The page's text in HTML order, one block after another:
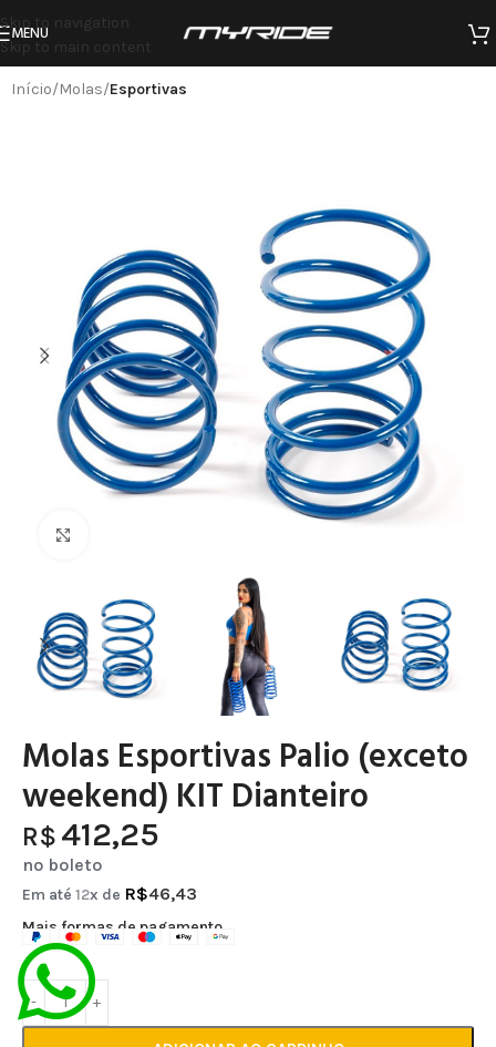
Skip to navigation
Skip to main content
MENU
Início Molas Esportivas
Molas Esportivas Palio (exceto
weekend) KIT Dianteiro
R$ 412,25
no boleto
Em até 12x de R$46,43
Mais formas de pagamento